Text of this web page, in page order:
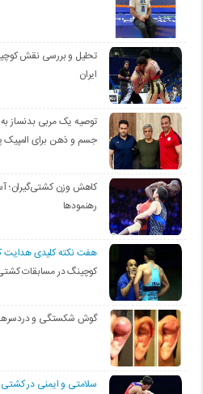
تحلیل و بررسی نقش
ایران
توصیه یک مربی بدنساز
جسم و ذهن برای المپیک
کاهش وزن کشتی‌گیران؛
رهنمودها
هفت نکته کلیدی هدایت
کوچینگ در مسابقات
گوش شکستگی و
سلامتی و ایمنی در کشتی